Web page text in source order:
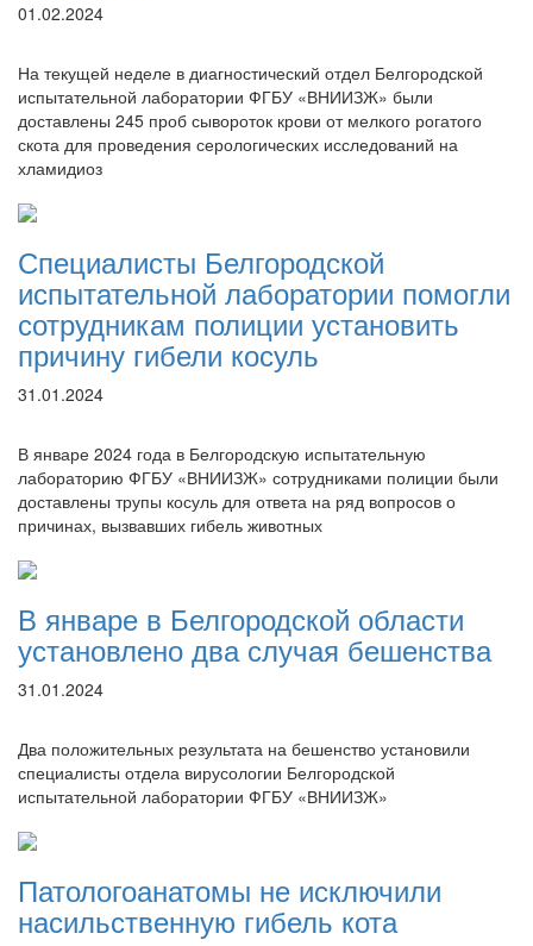
01.02.2024
На текущей неделе в диагностический отдел Белгородской
испытательной лаборатории ФГБУ «ВНИИЗЖ» были
доставлены 245 проб сывороток крови от мелкого рогатого
скота для проведения серологических исследований на
хламидиоз
Специалисты Белгородской
испытательной лаборатории помогли
сотрудникам полиции установить
причину гибели косуль
31.01.2024
В январе 2024 года в Белгородскую испытательную
лабораторию ФГБУ «ВНИИЗЖ» сотрудниками полиции были
доставлены трупы косуль для ответа на ряд вопросов о
причинах, вызвавших гибель животных
В январе в Белгородской области
установлено два случая бешенства
31.01.2024
Два положительных результата на бешенство установили
специалисты отдела вирусологии Белгородской
испытательной лаборатории ФГБУ «ВНИИЗЖ»
Патологоанатомы не исключили
насильственную гибель кота